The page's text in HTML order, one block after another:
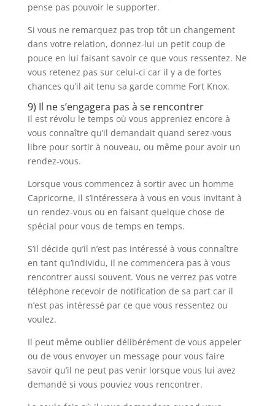
pense pas pouvoir le supporter.
Si vous ne remarquez pas trop tôt un changement
dans votre relation, donnez-lui un petit coup de
pouce en lui faisant savoir ce que vous ressentez. Ne
vous retenez pas sur celui-ci car il y a de fortes
chances qu’il ait tenu sa garde comme Fort Knox.
9) Il ne s’engagera pas à se rencontrer
Il est révolu le temps où vous appreniez encore à
vous connaître qu’il demandait quand serez-vous
libre pour sortir à nouveau, ou même pour avoir un
rendez-vous.
Lorsque vous commencez à sortir avec un homme
Capricorne, il s’intéressera à vous en vous invitant à
un rendez-vous ou en faisant quelque chose de
spécial pour vous de temps en temps.
S’il décide qu’il n’est pas intéressé à vous connaître
en tant qu’individu, il ne commencera pas à vous
rencontrer aussi souvent. Vous ne verrez pas votre
téléphone recevoir de notification de sa part car il
n’est pas intéressé par ce que vous ressentez ou
voulez.
Il peut même oublier délibérément de vous appeler
ou de vous envoyer un message pour vous faire
savoir qu’il ne peut pas venir lorsque vous lui avez
demandé si vous pouviez vous rencontrer.